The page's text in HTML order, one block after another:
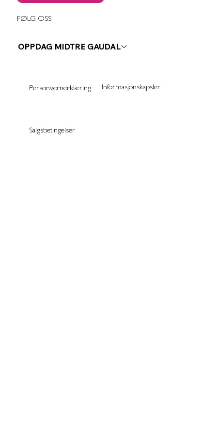
Personvernerklæring Informasjonskapsler
Salgsbetingelser
FØLG OSS
OPPDAG MIDTRE GAUDAL